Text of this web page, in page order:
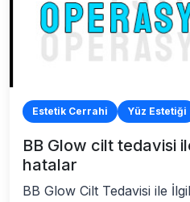
Estetik Cerrahi Yüz Estetiği
BB Glow cilt tedavisi
hatalar
BB Glow Cilt Tedavisi ile